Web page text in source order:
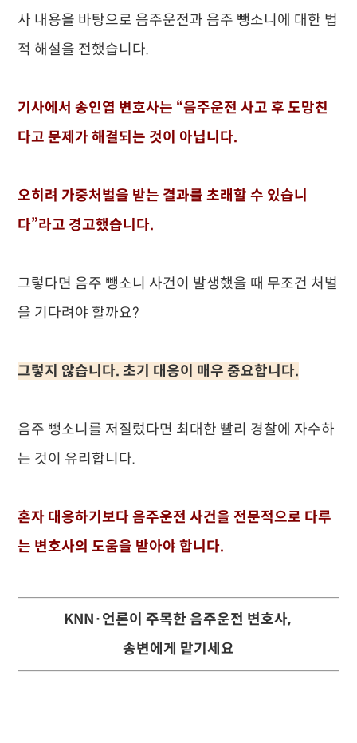
사 내용을 바탕으로 음주운전과 음주 뺑소니에 대한 법
적 해설을 전했습니다.
기사에서 송인엽 변호사는 “음주운전 사고 후 도망친
다고 문제가 해결되는 것이 아닙니다.
오히려 가중처벌을 받는 결과를 초래할 수 있습니
다”라고 경고했습니다.
그렇다면 음주 뺑소니 사건이 발생했을 때 무조건 처벌
을 기다려야 할까요?
그렇지 않습니다. 초기 대응이 매우 중요합니다.
음주 뺑소니를 저질렀다면 최대한 빨리 경찰에 자수하
는 것이 유리합니다.
혼자 대응하기보다 음주운전 사건을 전문적으로 다루
는 변호사의 도움을 받아야 합니다.
KNN·언론이 주목한 음주운전 변호사,
송변에게 맡기세요